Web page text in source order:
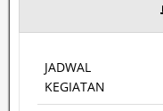
JADWAL
KEGIATAN